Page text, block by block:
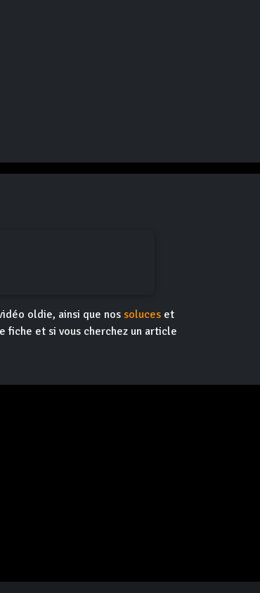
oldie, ainsi que nos soluces et
fiche et si vous cherchez un article